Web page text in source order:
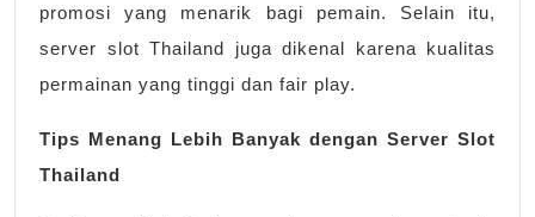
promosi yang menarik bagi pemain. Selain itu,
server slot Thailand juga dikenal karena kualitas
permainan yang tinggi dan fair play.
Tips Menang Lebih Banyak dengan Server Slot
Thailand